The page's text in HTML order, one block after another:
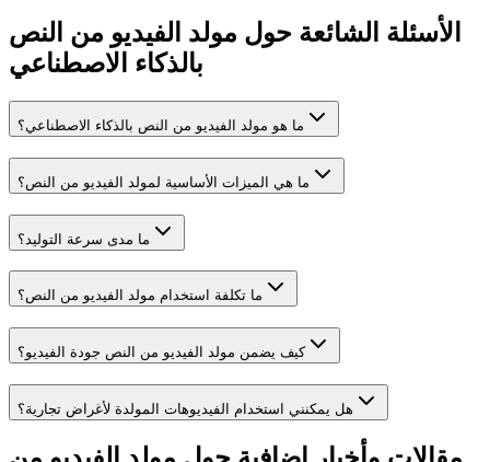
الأسئلة الشائعة حول مولد الفيديو من النص
بالذكاء الاصطناعي
ما هو مولد الفيديو من النص بالذكاء الاصطناعي؟
ما هي الميزات الأساسية لمولد الفيديو من النص؟
ما مدى سرعة التوليد؟
ما تكلفة استخدام مولد الفيديو من النص؟
كيف يضمن مولد الفيديو من النص جودة الفيديو؟
هل يمكنني استخدام الفيديوهات المولدة لأغراض تجارية؟